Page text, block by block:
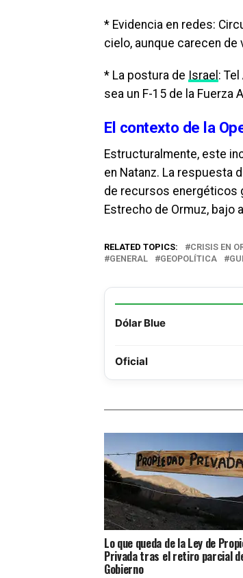
* Evidencia en redes:
cielo, aunque carecen
* La postura de Israel :
sea un F-15 de la
El contexto de la
Estructuralmente, este
en Natanz. La respuesta
de recursos energéticos
Estrecho de Ormuz, bajo
RELATED TOPICS: CRISIS EN
GENERAL
GEOPOLÍTICA
Dólar Blue
Oficial
Lo que queda de la Ley de
Privada tras el retiro parcial
Gobierno